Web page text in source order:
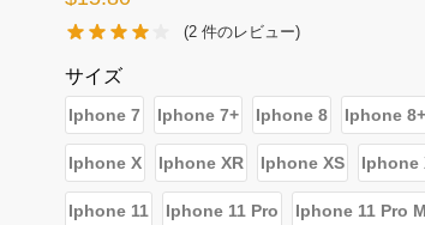
(2 件のレビュー)
サイズ
Iphone 7 Iphone 7+ Iphone 8 Iphone 8+
Iphone X Iphone XR Iphone XS Iphone
Iphone 11 Iphone 11 Pro Iphone 11 Pro